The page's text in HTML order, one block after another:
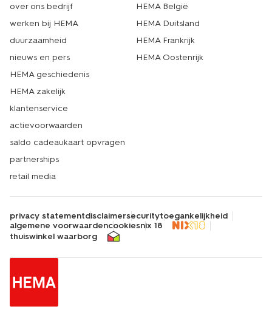
over ons bedrijf
werken bij HEMA
duurzaamheid
nieuws en pers
HEMA geschiedenis
HEMA zakelijk
klantenservice
actievoorwaarden
saldo cadeaukaart opvragen
partnerships
retail media
HEMA België
HEMA Duitsland
HEMA Frankrijk
HEMA Oostenrijk
privacy statementdisclaimersecuritytoegankelijkheid
algemene voorwaardencookiesnix 18
thuiswinkel waarborg